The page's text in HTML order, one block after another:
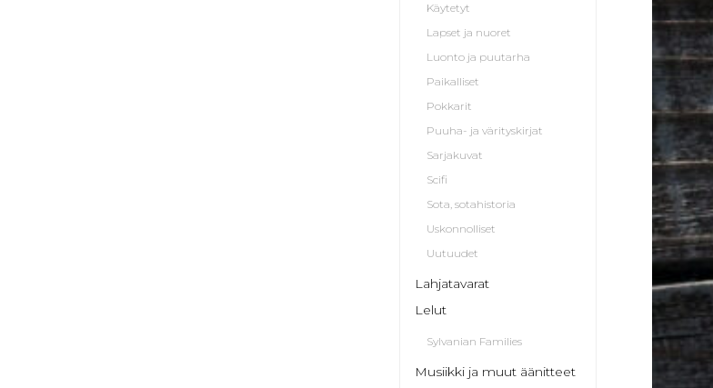
Käytetyt
Lapset ja nuoret
Luonto ja puutarha
Paikalliset
Pokkarit
Puuha- ja värityskirjat
Sarjakuvat
Scifi
Sota, sotahistoria
Uskonnolliset
Uutuudet
Lahjatavarat
Lelut
Sylvanian Families
Musiikki ja muut äänitteet